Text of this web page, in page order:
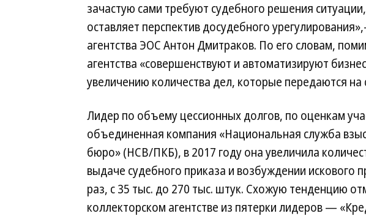
зачастую сами требуют судебного решения
оставляет перспектив досудебного
агентства ЭОС Антон Дмитраков. По его словам,
агентства «совершенствуют и автоматизируют
увеличению количества дел, которые передаются
Лидер по объему цессионных долгов, по оценкам
объединенная компания «Национальная служба
бюро» (НСВ/ПКБ), в 2017 году она увеличила
выдаче судебного приказа и возбуждении искового
раз, с 35 тыс. до 270 тыс. штук. Схожую тенденцию
коллекторском агентстве из пятерки лидеров —